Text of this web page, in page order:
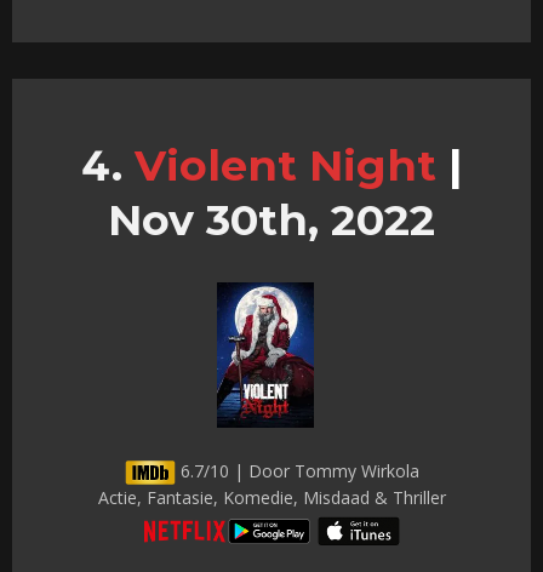
Violent Night |
Nov 30th, 2022
6.7/10 | Door Tommy Wirkola
Actie, Fantasie, Komedie, Misdaad & Thriller